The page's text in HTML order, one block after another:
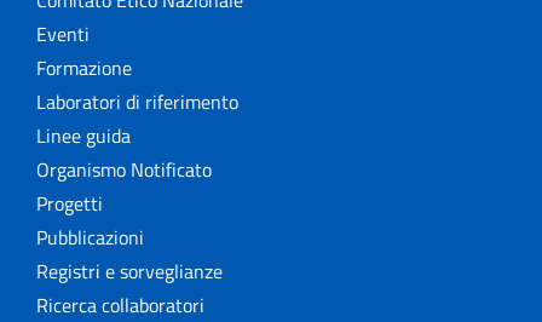
Eventi
Formazione
Laboratori di riferimento
Linee guida
Organismo Notificato
Progetti
Pubblicazioni
Registri e sorveglianze
Ricerca collaboratori